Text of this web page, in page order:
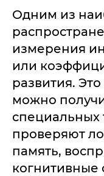
Одним из
измерения
или
развития.
можно
специальных
проверяют
память,
когнитивные